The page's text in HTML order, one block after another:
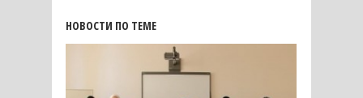
НОВОСТИ ПО ТЕМЕ